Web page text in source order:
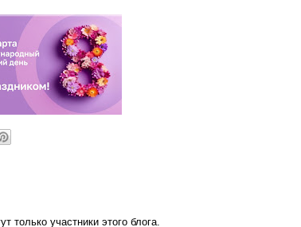
только участники этого блога.